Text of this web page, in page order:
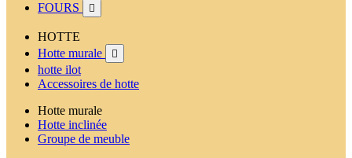
FOURS

HOTTE
Hotte murale

hotte ilot
Accessoires de hotte
Hotte murale
Hotte inclinée
Groupe de meuble